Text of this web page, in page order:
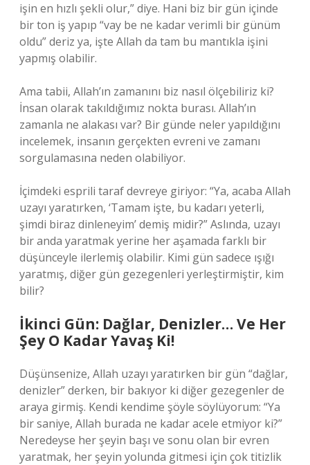
işin en hızlı şekli olur,” diye. Hani biz bir gün içinde
bir ton iş yapıp “vay be ne kadar verimli bir günüm
oldu” deriz ya, işte Allah da tam bu mantıkla işini
yapmış olabilir.
Ama tabii, Allah’ın zamanını biz nasıl ölçebiliriz ki?
İnsan olarak takıldığımız nokta burası. Allah’ın
zamanla ne alakası var? Bir günde neler yapıldığını
incelemek, insanın gerçekten evreni ve zamanı
sorgulamasına neden olabiliyor.
İçimdeki esprili taraf devreye giriyor: “Ya, acaba Allah
uzayı yaratırken, ‘Tamam işte, bu kadarı yeterli,
şimdi biraz dinleneyim’ demiş midir?” Aslında, uzayı
bir anda yaratmak yerine her aşamada farklı bir
düşünceyle ilerlemiş olabilir. Kimi gün sadece ışığı
yaratmış, diğer gün gezegenleri yerleştirmiştir, kim
bilir?
İkinci Gün: Dağlar, Denizler… Ve Her
Şey O Kadar Yavaş Ki!
Düşünsenize, Allah uzayı yaratırken bir gün “dağlar,
denizler” derken, bir bakıyor ki diğer gezegenler de
araya girmiş. Kendi kendime şöyle söylüyorum: “Ya
bir saniye, Allah burada ne kadar acele etmiyor ki?”
Neredeyse her şeyin başı ve sonu olan bir evren
yaratmak, her şeyin yolunda gitmesi için çok titizlik